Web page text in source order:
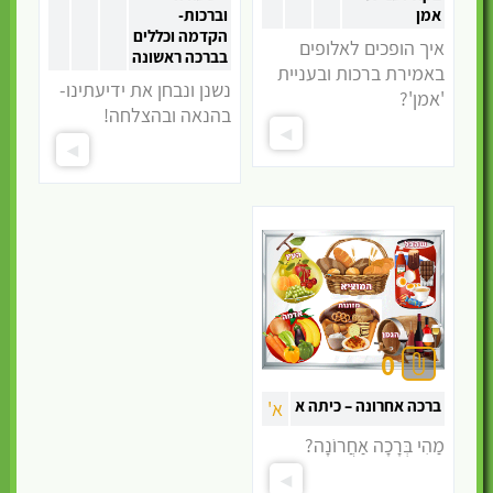
מלאכת צידה
מלאכת מכה
בפטיש
מלאכת קוצר
מלאכת הבערה
מלאכת מלבן
מלאכת תופר
הוצאה
מלאכת כותב
מלאכת 'בורר'
משחקים בשבת
אמן
איך הופכים לאלופים
באמירת ברכות ובעניית
'אמן'?
וברכות-
הקדמה וכללים
בברכה ראשונה
נשנן ונבחן את ידיעתינו-
בהנאה ובהצלחה!
0
ברכה אחרונה – כיתה א א'
מַהִי בְּרָכָה אַחֲרוֹנָה?